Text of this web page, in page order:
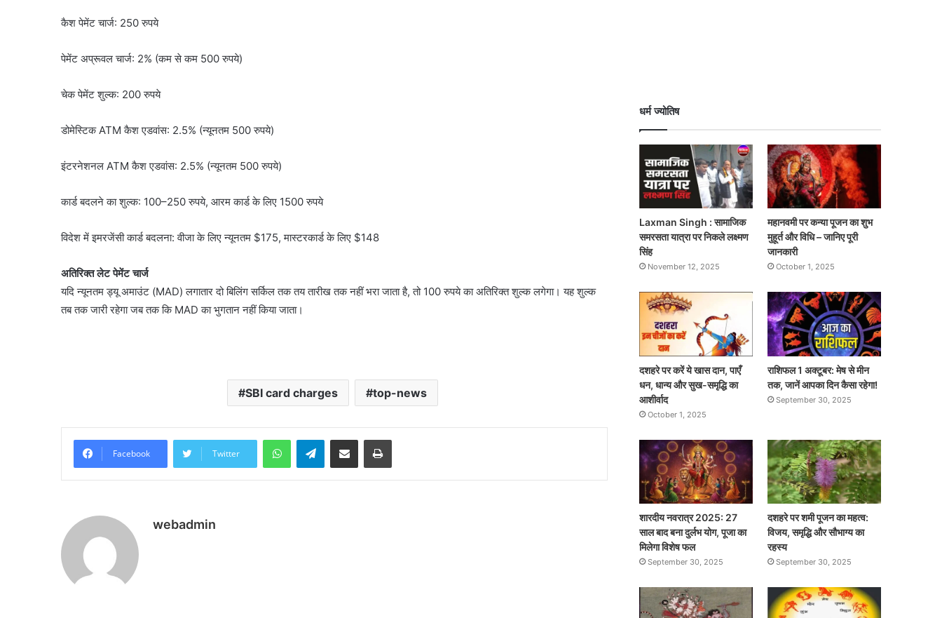
कैश पेमेंट चार्ज: 250 रुपये
पेमेंट अप्रूवल चार्ज: 2% (कम से कम 500 रुपये)
चेक पेमेंट शुल्क: 200 रुपये
डोमेस्टिक ATM कैश एडवांस: 2.5% (न्यूनतम 500 रुपये)
इंटरनेशनल ATM कैश एडवांस: 2.5% (न्यूनतम 500 रुपये)
कार्ड बदलने का शुल्क: 100–250 रुपये, आरम कार्ड के लिए 1500 रुपये
विदेश में इमरजेंसी कार्ड बदलना: वीजा के लिए न्यूनतम $175, मास्टरकार्ड के लिए $148
अतिरिक्त लेट पेमेंट चार्ज
यदि न्यूनतम ड्यू अमाउंट (MAD) लगातार दो बिलिंग सर्किल तक तय तारीख तक नहीं भरा जाता है, तो 100 रुपये का अतिरिक्त शुल्क लगेगा। यह शुल्क
तब तक जारी रहेगा जब तक कि MAD का भुगतान नहीं किया जाता।
SBI card charges top-news
Facebook Twitter
WhatsAppTelegramShare via Email Print
webadmin
धर्म ज्योतिष
Laxman Singh : सामाजिक
समरसता यात्रा पर निकले लक्ष्मण
सिंह
November 12, 2025
महानवमी पर कन्या पूजन का शुभ
मुहूर्त और विधि – जानिए पूरी
जानकारी
October 1, 2025
दशहरे पर करें ये खास दान, पाएँ
धन, धान्य और सुख-समृद्धि का
आशीर्वाद
October 1, 2025
राशिफल 1 अक्टूबर: मेष से मीन
तक, जानें आपका दिन कैसा रहेगा!
September 30, 2025
शारदीय नवरात्र 2025: 27
साल बाद बना दुर्लभ योग, पूजा का
मिलेगा विशेष फल
September 30, 2025
दशहरे पर शमी पूजन का महत्व:
विजय, समृद्धि और सौभाग्य का
रहस्य
September 30, 2025